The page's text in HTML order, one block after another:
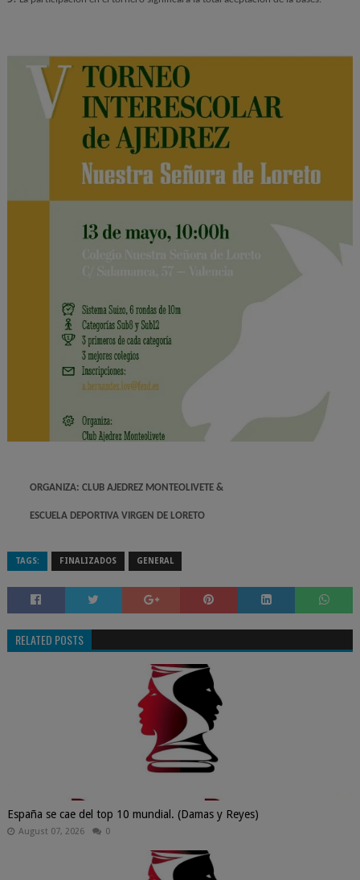
ORGANIZA: CLUB AJEDREZ MONTEOLIVETE &
ESCUELA DEPORTIVA VIRGEN DE LORETO
TAGS: FINALIZADOS GENERAL
RELATED POSTS
España se cae del top 10 mundial. (Damas y Reyes)
August 07, 2026 0